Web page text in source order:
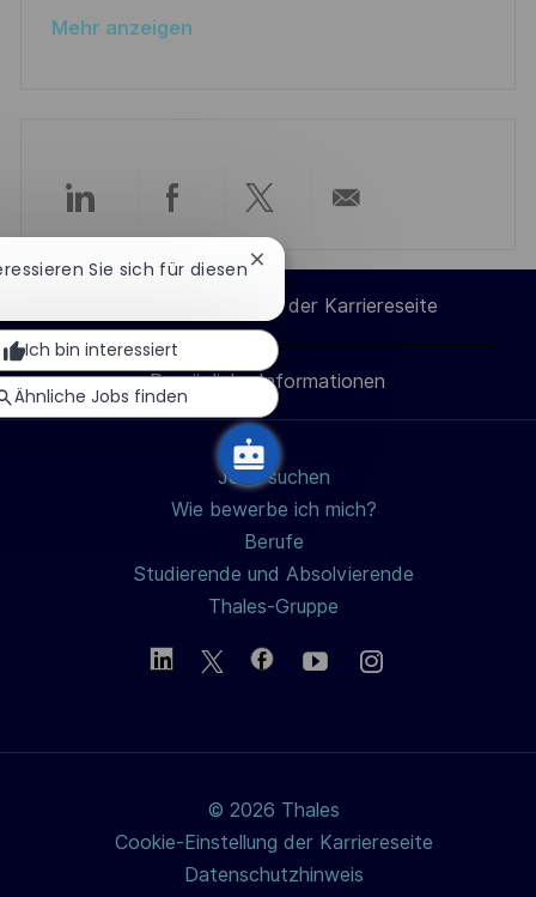
u
r
n
t
l
c
h
u
n
Mehr anzeigen
Über
LinkedIn
teilen
Über
Facebook
teilen
Über
Twitter
teilen
E-
Mail
teilen
Cookie-Einstellungen der Karriereseite
Persönliche Informationen
Jobs suchen
Wie bewerbe ich mich?
Berufe
Studierende und Absolvierende
Thales-Gruppe
© 2026 Thales
Cookie-Einstellung der Karriereseite
Datenschutzhinweis
Sie sich für diesen Chatbot-
schließen
Ich bin interessiert
Ähnliche Jobs finden